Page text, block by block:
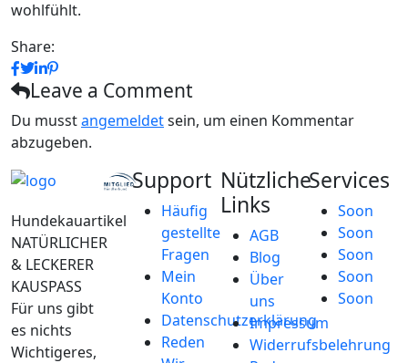
wohlfühlt.
Share:
Leave a Comment
Du musstangemeldetsein, um einen Kommentar
abzugeben.
Hundekauartikel
NATÜRLICHER
& LECKERER
KAUSPASS
Für uns gibt
es nichts
Wichtigeres,
Support
Häufig
gestellte
Fragen
Mein
Konto
Datenschutzerklärung
Reden
Nützliche
Links
AGB
Blog
Über
uns
Impressum
Widerrufsbelehrung
Services
Soon
Soon
Soon
Soon
Soon